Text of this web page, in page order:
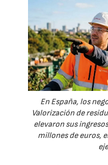
En España, los
Valorización de
elevaron sus
millones de euros,